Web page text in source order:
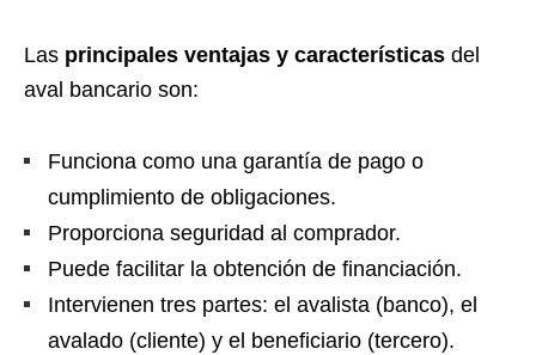
Las principales ventajas y características del
aval bancario son:
Funciona como una garantía de pago o
cumplimiento de obligaciones.
Proporciona seguridad al comprador.
Puede facilitar la obtención de financiación.
Intervienen tres partes: el avalista (banco), el
avalado (cliente) y el beneficiario (tercero).